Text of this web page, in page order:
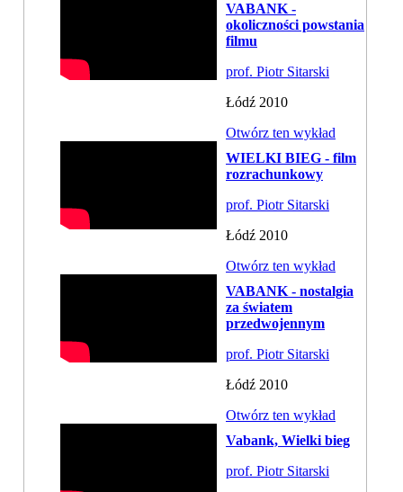
VABANK -
okoliczności powstania
filmu
prof. Piotr Sitarski
Łódź 2010
Otwórz ten wykład
WIELKI BIEG - film
rozrachunkowy
prof. Piotr Sitarski
Łódź 2010
Otwórz ten wykład
VABANK - nostalgia
za światem
przedwojennym
prof. Piotr Sitarski
Łódź 2010
Otwórz ten wykład
Vabank, Wielki bieg
prof. Piotr Sitarski